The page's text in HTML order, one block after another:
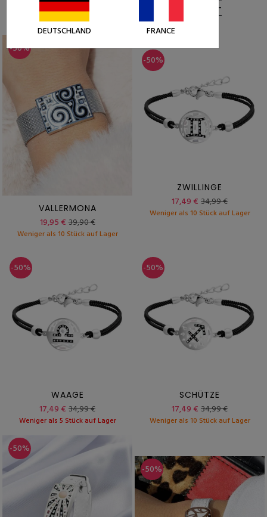
DIE ESSENTIELLE
-50%
VALLERMONA
19,95 €39,90 €
Weniger als 10 Stück auf Lager
-50%
ZWILLINGE
17,49 € 34,99 €
Weniger als 10 Stück auf Lager
-50%
WAAGE
17,49 € 34,99 €
Weniger als 5 Stück auf Lager
-50%
SCHÜTZE
17,49 € 34,99 €
Weniger als 10 Stück auf Lager
-50%
-50%
DEUTSCHLAND FRANCE